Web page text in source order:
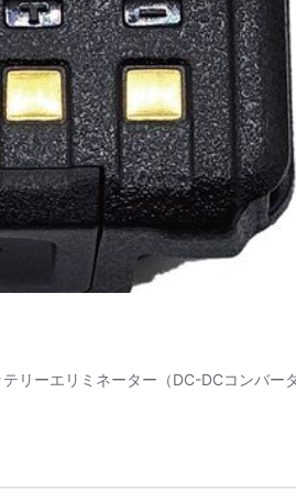
リーエリミネーター（DC-DCコンバ